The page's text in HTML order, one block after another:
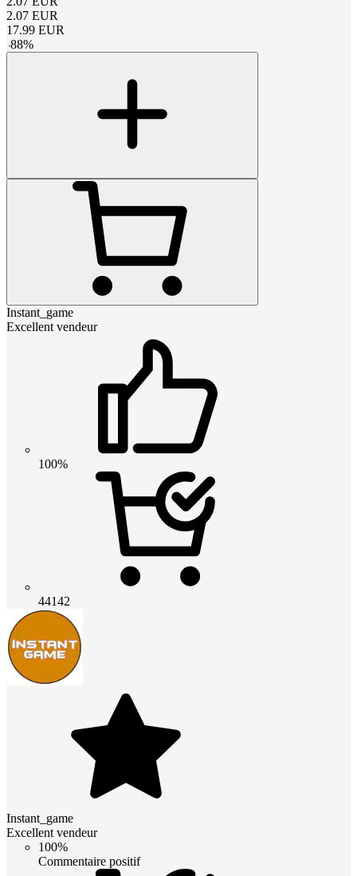
2.07 EUR
17.99 EUR
-88%
Instant_game
Excellent vendeur
100%
44142
Instant_game
Excellent vendeur
100%
Commentaire positif